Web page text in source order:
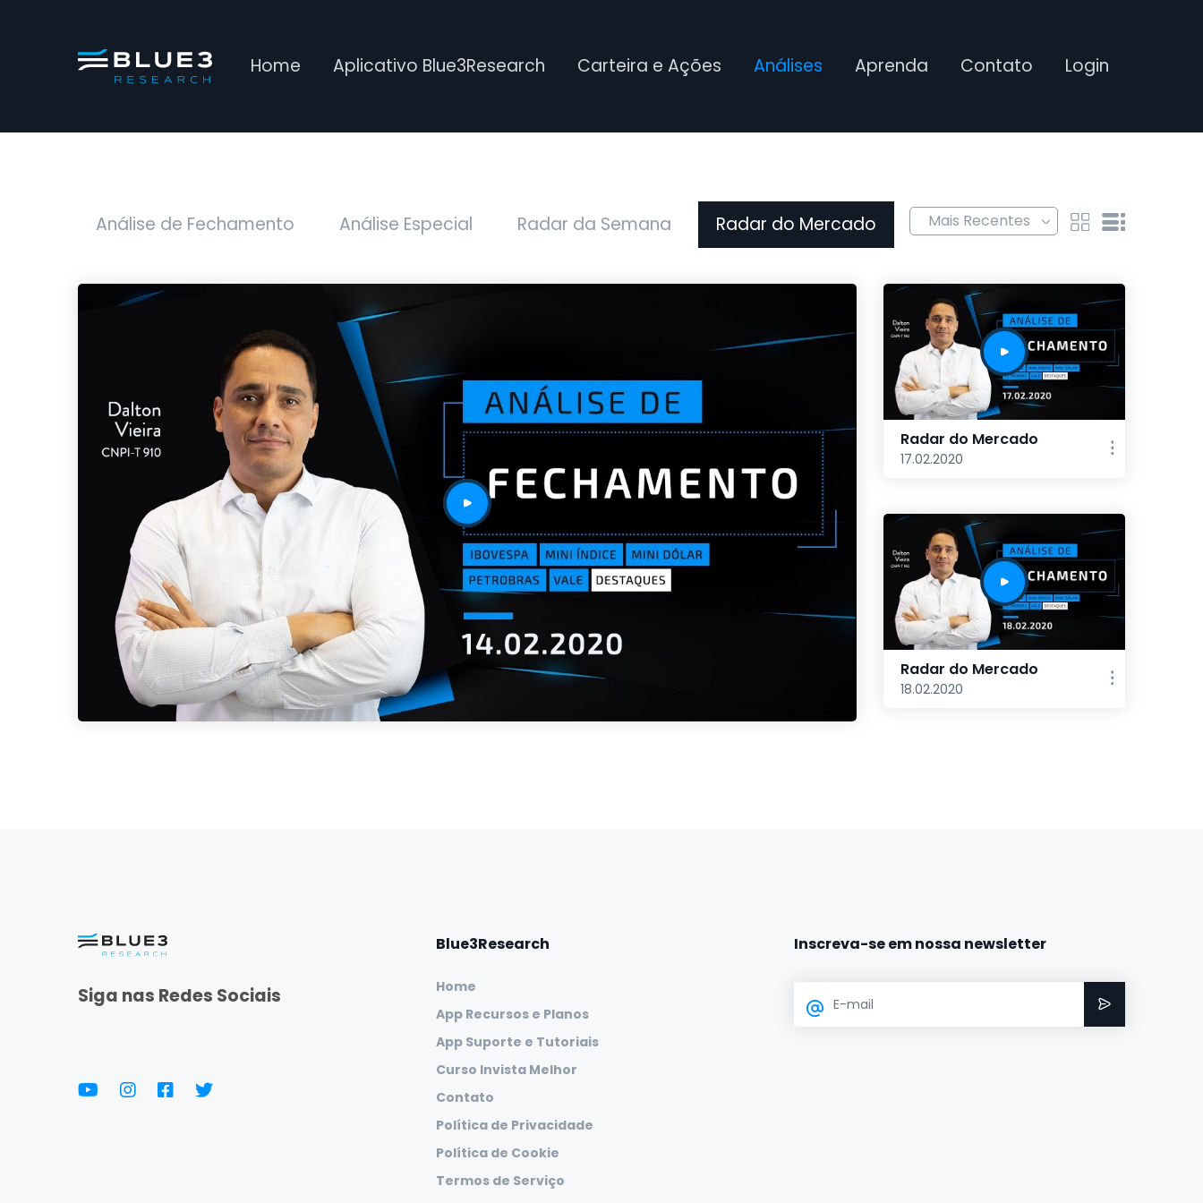
Home Aplicativo Blue3Research Carteira e Ações Análises Aprenda Contato Login
Análise de Fechamento Análise Especial Radar da Semana Radar do Mercado
Radar do Mercado
17.02.2020
Radar do Mercado
18.02.2020
Siga nas Redes Sociais
Blue3Research
Home
App Recursos e Planos
App Suporte e Tutoriais
Curso Invista Melhor
Contato
Política de Privacidade
Política de Cookie
Termos de Serviço
Inscreva-se em nossa newsletter